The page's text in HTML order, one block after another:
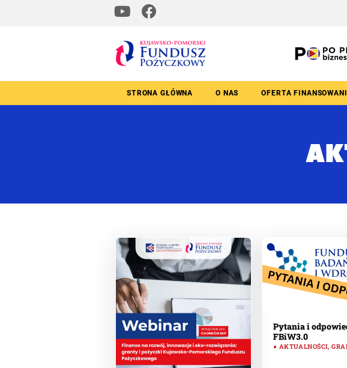
STRONA GŁÓWNA O NAS OFERTA
Pytania i
FBiW3.0
AKTUALNOŚCI,